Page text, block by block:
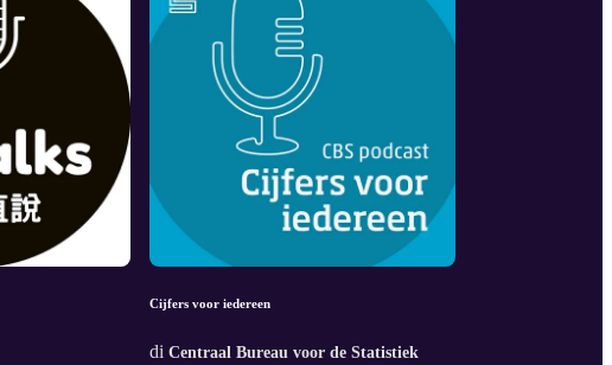
Cijfers voor iedereen
di Centraal Bureau voor de Statistiek